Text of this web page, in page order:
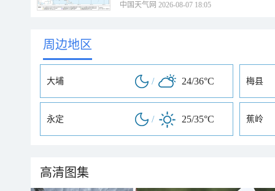
中国天气网 2026-08-07 18:05
周边地区
大埔 / 24/36°C 梅县
永定 / 25/35°C 蕉岭
高清图集